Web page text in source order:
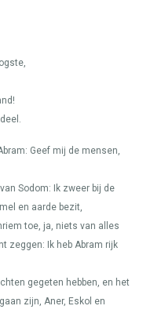
Geef mij de mensen,
Sodom: Ik zweer bij de
en aarde bezit,
toe, ja, niets van alles
zeggen: Ik heb Abram rijk
gegeten hebben, en het
zijn, Aner, Eskol en